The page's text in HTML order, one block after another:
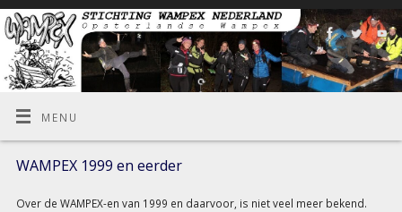
MENU
WAMPEX 1999 en eerder
Over de WAMPEX-en van 1999 en daarvoor, is niet veel meer bekend.